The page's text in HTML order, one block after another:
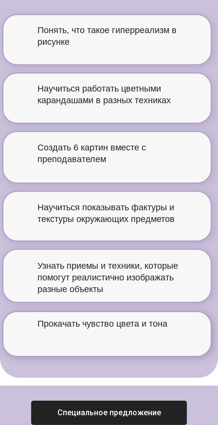
Понять, что такое гиперреализм в
рисунке
Научиться показывать фактуры и
текстуры окружающих предметов
Узнать приемы и техники, которые
помогут реалистично изображать
разные объекты
Прокачать чувство цвета и тона
Научиться работать цветными
карандашами в разных техниках
Создать 6 картин вместе с
преподавателем
Специальное предложение